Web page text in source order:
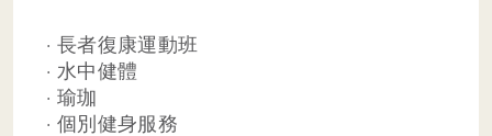
· 長者復康運動班
· 水中健體
· 瑜珈
· 個別健身服務